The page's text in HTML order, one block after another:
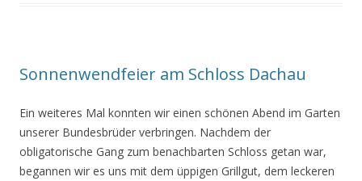
Sonnenwendfeier am Schloss Dachau
Ein weiteres Mal konnten wir einen schönen Abend im Garten
unserer Bundesbrüder verbringen. Nachdem der
obligatorische Gang zum benachbarten Schloss getan war,
begannen wir es uns mit dem üppigen Grillgut, dem leckeren